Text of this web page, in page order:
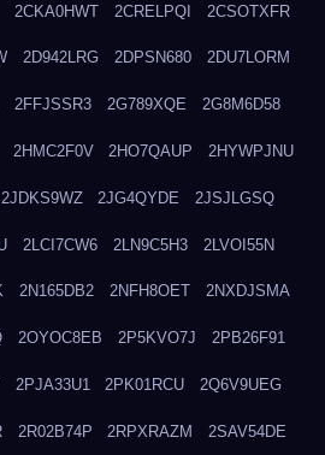
2CKA0HWT 2CRELPQI 2CSOTXFR
2D942LRG 2DPSN680 2DU7LORM
2FFJSSR3 2G789XQE 2G8M6D58
2HMC2F0V 2HO7QAUP 2HYWPJNU
2JDKS9WZ 2JG4QYDE 2JSJLGSQ
2LCI7CW6 2LN9C5H3 2LVOI55N
2N165DB2 2NFH8OET 2NXDJSMA
2OYOC8EB 2P5KVO7J 2PB26F91
2PJA33U1 2PK01RCU 2Q6V9UEG
2R02B74P 2RPXRAZM 2SAV54DE